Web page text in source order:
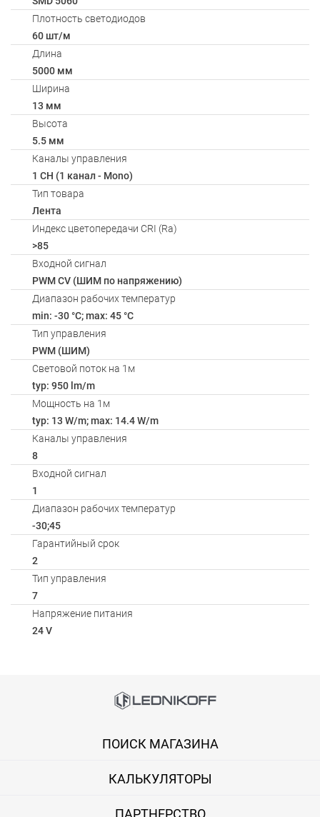
Плотность светодиодов
60 шт/м
Длина
5000 мм
Ширина
13 мм
Высота
5.5 мм
Каналы управления
1 CH (1 канал - Mono)
Тип товара
Лента
Индекс цветопередачи CRI (Ra)
>85
Входной сигнал
PWM СV (ШИМ по напряжению)
Диапазон рабочих температур
min: -30 °C; max: 45 °C
Тип управления
PWM (ШИМ)
Световой поток на 1м
typ: 950 lm/m
Мощность на 1м
typ: 13 W/m; max: 14.4 W/m
Каналы управления
8
Входной сигнал
1
Диапазон рабочих температур
-30;45
Гарантийный срок
2
Тип управления
7
Напряжение питания
24 V
Вы можете оплатить покупку на сайте банковской картой
Оплата при получении
Вы можете оплатить заказ непосредственно при получении
ПОИСК МАГАЗИНА
КАЛЬКУЛЯТОРЫ
ПАРТНЕРСТВО